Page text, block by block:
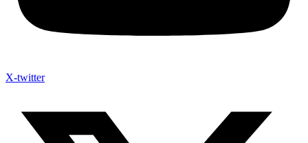
X-twitter